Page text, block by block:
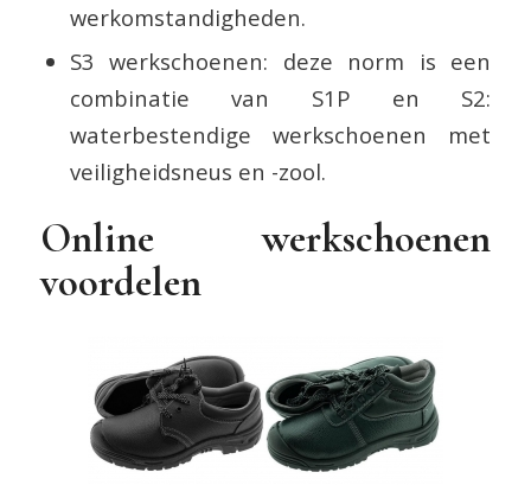
werkomstandigheden.
S3 werkschoenen: deze norm is een
combinatie van S1P en S2:
waterbestendige werkschoenen met
veiligheidsneus en -zool.
Online werkschoenen
voordelen